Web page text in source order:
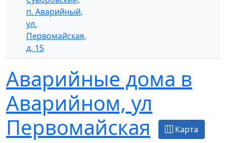
п. Аварийный,
ул.
Первомайская,
д. 15
Аварийные дома в
Аварийном, ул
Первомайская
Карта